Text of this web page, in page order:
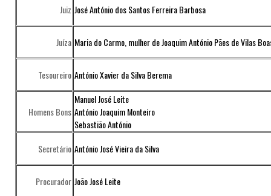
Juiz José António dos Santos Ferreira Barbosa
Juíza Maria do Carmo, mulher de Joaquim António Pães de Vilas
Tesoureiro António Xavier da Silva Berema
Homens Bons
Manuel José Leite
António Joaquim Monteiro
Sebastião António
Secretário António José Vieira da Silva
Procurador João José Leite